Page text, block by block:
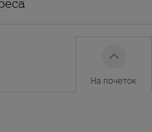
На почеток